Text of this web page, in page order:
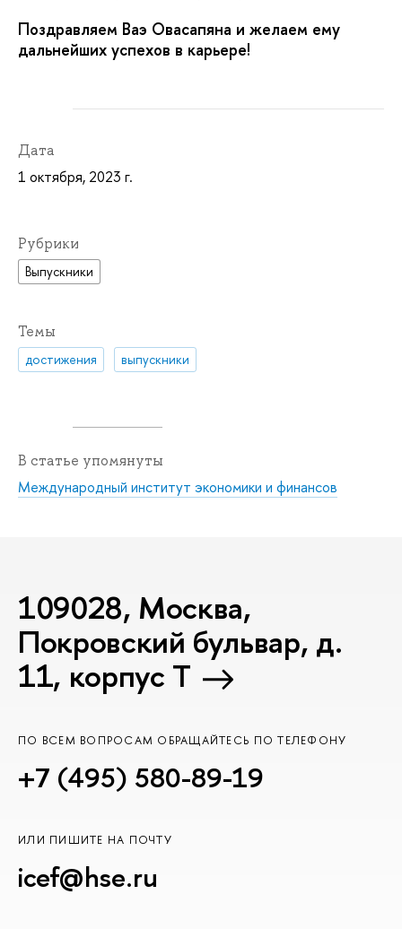
Поздравляем Ваэ Овасапяна и желаем ему
дальнейших успехов в карьере!
Дата
1 октября, 2023 г.
Рубрики
Выпускники
Темы
достижения выпускники
В статье упомянуты
Международный институт экономики и финансов
109028, Москва,
Покровский бульвар, д.
11, корпус T
ПО ВСЕМ ВОПРОСАМ ОБРАЩАЙТЕСЬ ПО ТЕЛЕФОНУ
+7 (495) 580-89-19
ИЛИ ПИШИТЕ НА ПОЧТУ
icef@hse.ru